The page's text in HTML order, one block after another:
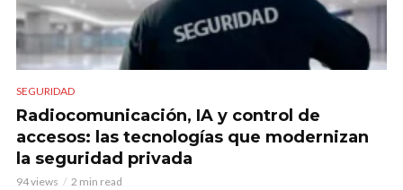
SEGURIDAD
Radiocomunicación, IA y control de
accesos: las tecnologías que modernizan
la seguridad privada
94 views 2 min read